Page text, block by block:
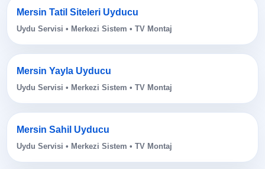
Mersin Tatil Siteleri Uyducu
Uydu Servisi • Merkezi Sistem • TV Montaj
Mersin Yayla Uyducu
Uydu Servisi • Merkezi Sistem • TV Montaj
Mersin Sahil Uyducu
Uydu Servisi • Merkezi Sistem • TV Montaj